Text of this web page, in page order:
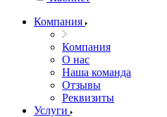
Компания
Компания
О нас
Наша команда
Отзывы
Реквизиты
Услуги